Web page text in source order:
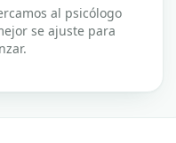
al psicólogo
se ajuste para